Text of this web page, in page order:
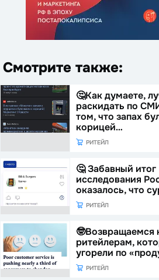
Смотрите также:
🤔Как думаете,
раскидать по
том, что запах
корицей…
РИТЕЙЛ
🤔 Забавный итог
исследования
оказалось, что
РИТЕЙЛ
🤓Возвращаемся
ритейлерам,
угорели по
РИТЕЙЛ